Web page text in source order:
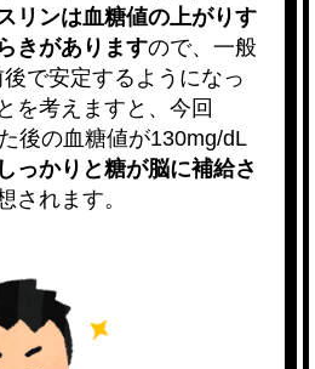
リンは血糖値の上がりす
きがありますので、一般
で安定するようになっ
を考えますと、今回
後の血糖値が130mg/dL
しっかりと糖が脳に補給さ
されます。